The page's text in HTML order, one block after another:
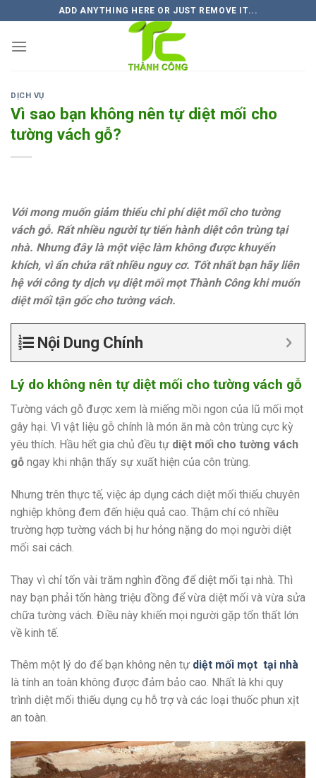
to
content
ADD ANYTHING HERE OR JUST REMOVE IT...
DỊCH VỤ
Vì sao bạn không nên tự diệt mối cho
tường vách gỗ?
Với mong muốn giảm thiểu chi phí diệt mối cho tường
vách gỗ. Rất nhiều người tự tiến hành diệt côn trùng tại
nhà. Nhưng đây là một việc làm không được khuyến
khích, vì ẩn chứa rất nhiều nguy cơ. Tốt nhất bạn hãy liên
hệ với công ty dịch vụ diệt mối mọt Thành Công khi muốn
diệt mối tận gốc cho tường vách.
Nội Dung Chính
Lý do không nên tự diệt mối cho tường vách gỗ
Tường vách gỗ được xem là miếng mồi ngon của lũ mối mọt
gây hại. Vì vật liệu gỗ chính là món ăn mà côn trùng cực kỳ
yêu thích. Hầu hết gia chủ đều tự diệt mối cho tường vách
gỗ ngay khi nhận thấy sự xuất hiện của côn trùng.
Nhưng trên thực tế, việc áp dụng cách diệt mối thiếu chuyên
nghiệp không đem đến hiệu quả cao. Thậm chí có nhiều
trường hợp tường vách bị hư hỏng nặng do mọi người diệt
mối sai cách.
Thay vì chỉ tốn vài trăm nghìn đồng để diệt mối tại nhà. Thì
nay bạn phải tốn hàng triệu đồng để vừa diệt mối và vừa sửa
chữa tường vách. Điều này khiến mọi người gặp tổn thất lớn
về kinh tế.
Thêm một lý do để bạn không nên tự diệt mối mọt tại nhà
là tính an toàn không được đảm bảo cao. Nhất là khi quy
trình diệt mối thiếu dụng cụ hỗ trợ và các loại thuốc phun xịt
an toàn.